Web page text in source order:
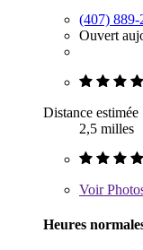
(407) 889-
Ouvert
Distance estimée
2,5 milles
Voir
Heures